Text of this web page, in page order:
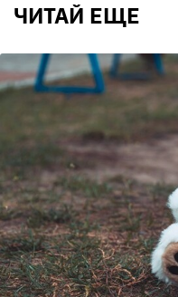
ЧИТАЙ ЕЩЕ